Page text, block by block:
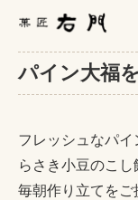
パイン大福
フレッシュなパ
らさき小豆のこし
毎朝作り立てをご